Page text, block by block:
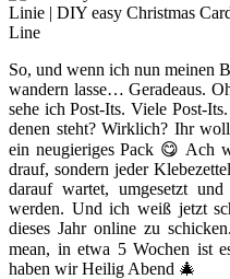
So, und wenn ich nun meinen
wandern lasse… Geradeaus.
sehe ich Post-Its. Viele Post-
denen steht? Wirklich? Ihr
ein neugieriges Pack 😋 Ach
drauf, sondern jeder
darauf wartet, umgesetzt
werden. Und ich weiß jetzt
dieses Jahr online zu
mean, in etwa 5 Wochen ist
haben wir Heilig Abend 🎄